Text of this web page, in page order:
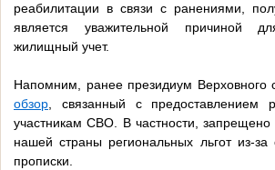
реабилитации в связи с ранениями,
является уважительной причиной
жилищный учет.
Напомним, ранее президиум Верховного
обзор , связанный с предоставлением
участникам СВО. В частности, запрещено
нашей страны региональных льгот из-за
прописки.